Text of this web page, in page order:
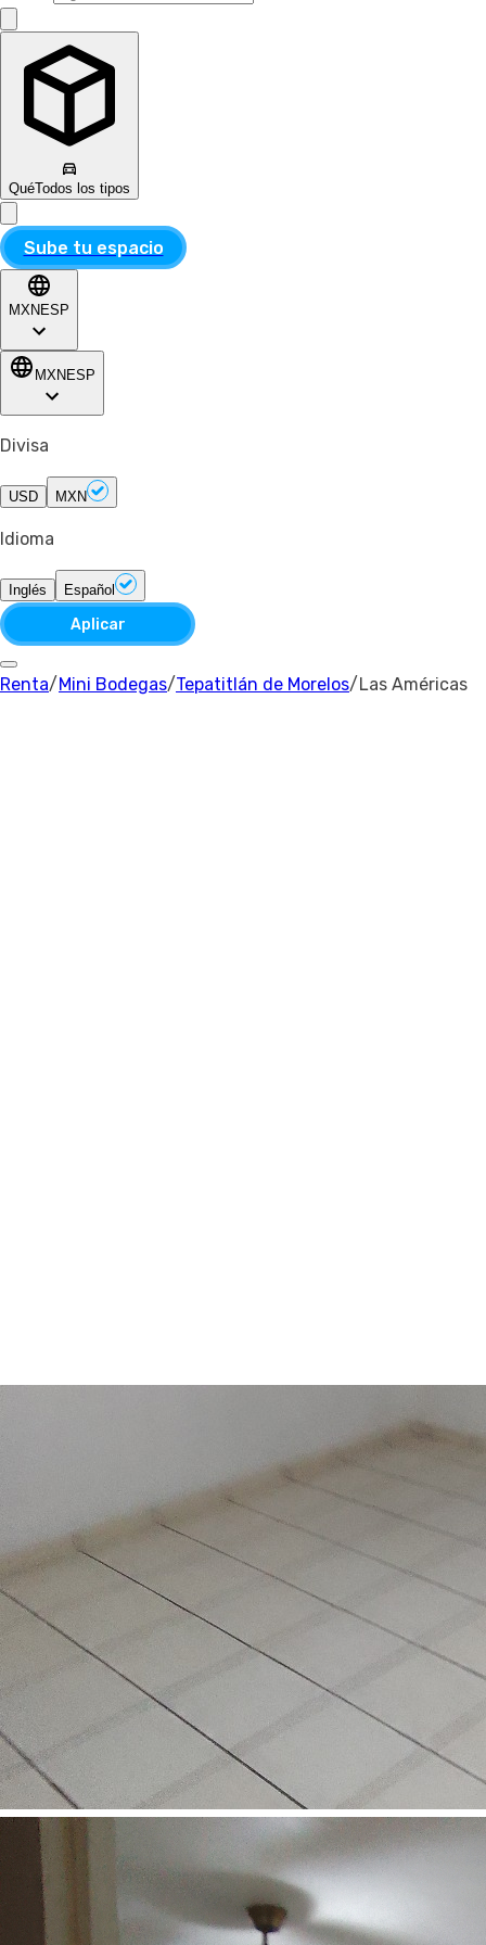
QuéTodos los tipos
Sube tu espacio
MXN ESP
MXN ESP
Divisa
USD MXN
Idioma
Inglés Español
Aplicar
Renta/Mini Bodegas/Tepatitlán de Morelos/Las Américas